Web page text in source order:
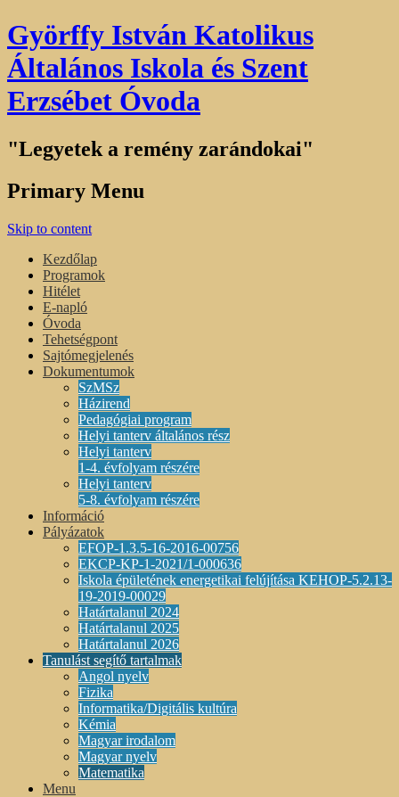
Györffy István Katolikus
Általános Iskola és Szent
Erzsébet Óvoda
"Legyetek a remény zarándokai"
Primary Menu
Skip to content
Kezdőlap
Programok
Hitélet
E-napló
Óvoda
Tehetségpont
Sajtómegjelenés
Dokumentumok
SzMSz
Házirend
Pedagógiai program
Helyi tanterv általános rész
Helyi tanterv
1-4. évfolyam részére
Helyi tanterv
5-8. évfolyam részére
Információ
Pályázatok
EFOP-1.3.5-16-2016-00756
EKCP-KP-1-2021/1-000636
Iskola épületének energetikai felújítása KEHOP-5.2.13-
19-2019-00029
Határtalanul 2024
Határtalanul 2025
Határtalanul 2026
Tanulást segítő tartalmak
Angol nyelv
Fizika
Informatika/Digitális kultúra
Kémia
Magyar irodalom
Magyar nyelv
Matematika
Menu